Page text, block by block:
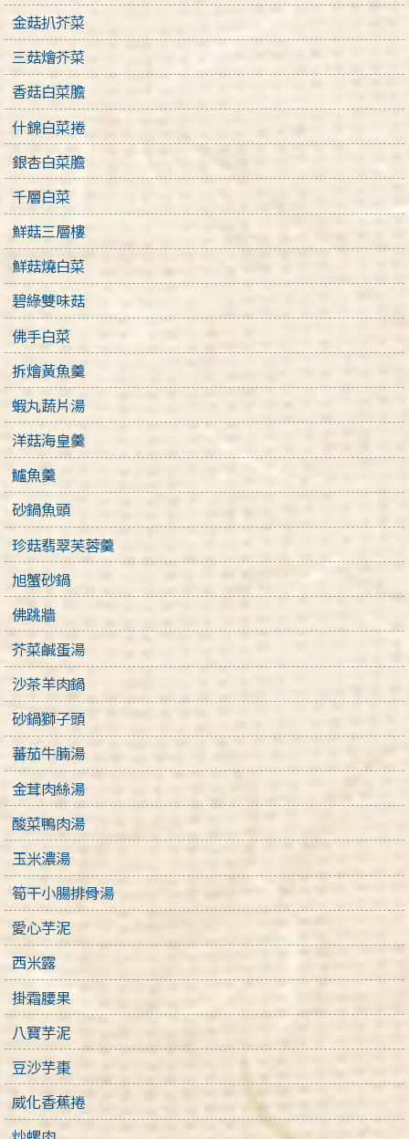
金菇扒芥菜
三菇燴芥菜
香菇白菜膽
什錦白菜捲
銀杏白菜膽
千層白菜
鮮菇三層樓
鮮菇燒白菜
碧綠雙味菇
佛手白菜
拆燴黃魚羹
蝦丸蔬片湯
洋菇海皇羹
鱸魚羹
砂鍋魚頭
珍菇翡翠芙蓉羹
旭蟹砂鍋
佛跳牆
芥菜鹹蛋湯
沙茶羊肉鍋
砂鍋獅子頭
蕃茄牛腩湯
金茸肉絲湯
酸菜鴨肉湯
玉米濃湯
筍干小腸排骨湯
愛心芋泥
西米露
掛霜腰果
八寶芋泥
豆沙芋棗
威化香蕉捲